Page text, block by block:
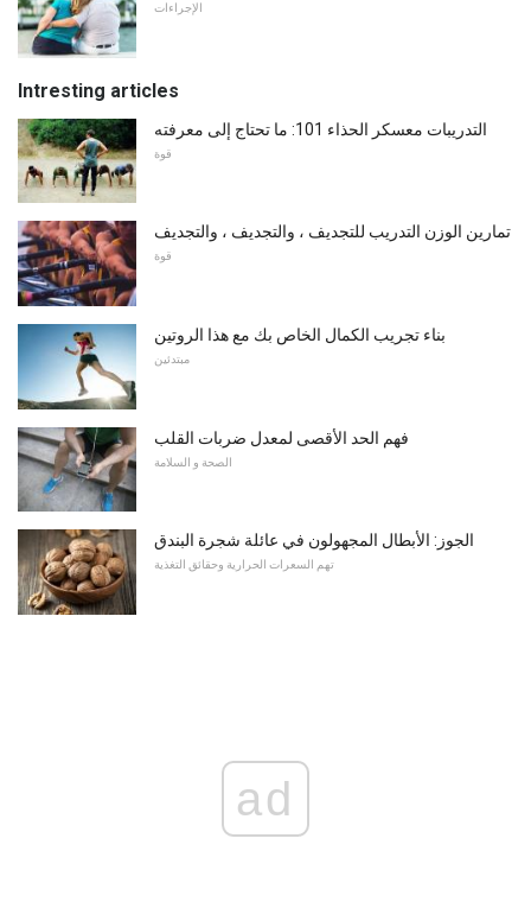
الإجراءات
Intresting articles
التدريبات معسكر الحذاء 101: ما تحتاج إلى معرفته
قوة
تمارين الوزن التدريب للتجديف ، والتجديف ، والتجديف
قوة
بناء تجريب الكمال الخاص بك مع هذا الروتين
مبتدئين
فهم الحد الأقصى لمعدل ضربات القلب
الصحة و السلامة
الجوز: الأبطال المجهولون في عائلة شجرة البندق
تهم السعرات الحرارية وحقائق التغذية
ad